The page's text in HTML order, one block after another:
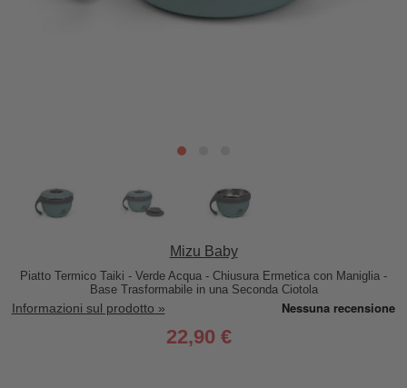
Mizu Baby
Piatto Termico Taiki - Verde Acqua - Chiusura Ermetica con Maniglia -
Base Trasformabile in una Seconda Ciotola
Informazioni sul prodotto »
22,90 €